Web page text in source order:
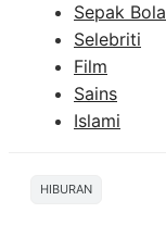
Sepak Bola
Selebriti
Film
Sains
Islami
HIBURAN